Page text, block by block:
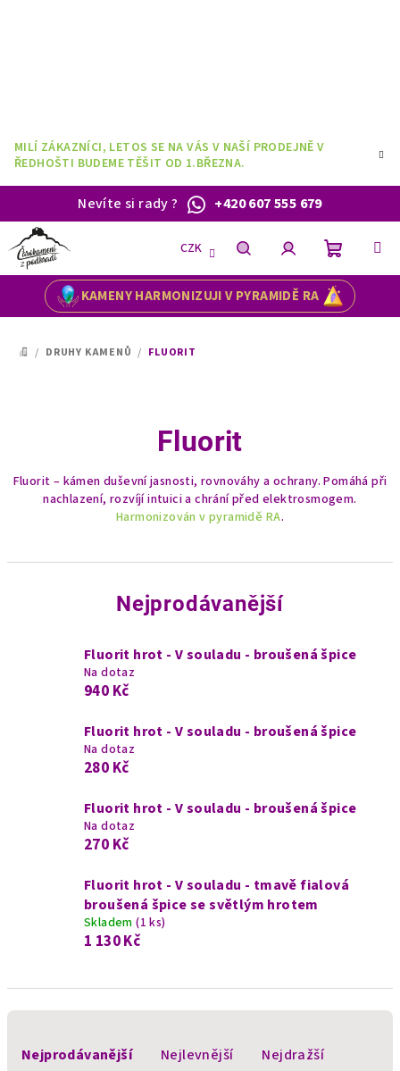
MILÍ ZÁKAZNÍCI, LETOS SE NA VÁS V NAŠÍ PRODEJNĚ V
ŘEDHOŠTI BUDEME TĚŠIT OD 1.BŘEZNA.
Nevíte si rady? +420 607 555 679
KAMENY HARMONIZUJI V PYRAMIDĚ RA
CZK
HledatPřihlášeníNákupní
DOMŮ
/ DRUHY KAMENŮ / FLUORIT
Fluorit
Fluorit – kámen duševní jasnosti, rovnováhy a ochrany. Pomáhá při
nachlazení, rozvíjí intuici a chrání před elektrosmogem.
Harmonizován v pyramidě RA.
Nejprodávanější
Fluorit hrot - V souladu - broušená špice
Na dotaz
940 Kč
Fluorit hrot - V souladu - broušená špice
Na dotaz
280 Kč
Fluorit hrot - V souladu - broušená špice
Na dotaz
270 Kč
Fluorit hrot - V souladu - tmavě fialová
broušená špice se světlým hrotem
Skladem(1 ks)
1 130 Kč
Nejprodávanější Nejlevnější Nejdražší